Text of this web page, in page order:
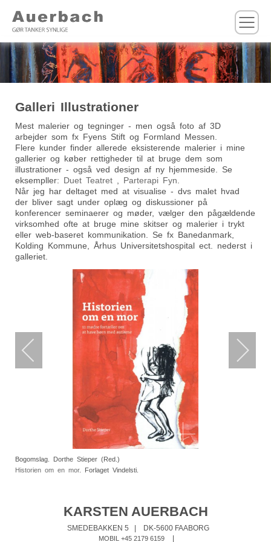
Galleri Illustrationer
Mest malerier og tegninger - men også foto af 3D
arbejder som fx Fyens Stift og Formland Messen.
Flere kunder finder allerede eksisterende malerier i mine
gallerier og køber rettigheder til at bruge dem som
illustrationer - også ved design af ny hjemmeside. Se
eksempller: Duet Teatret Parterapi Fyn
Når jeg har deltaget med at visualise - dvs malet hvad
der bliver sagt under oplæg og diskussioner på
konferencer seminaerer og møder, vælger den pågældende
virksomhed ofte at bruge mine skitser og malerier i trykt
eller web-baseret kommunikation. Se fx Banedanmark,
Kolding Kommune, Århus Universitetshospital ect. nederst i
galleriet.
Bogomslag. Dorthe Stieper (Red.)
Historien om en mor. Forlaget Vindelsti.
KARSTEN AUERBACH
SMEDEBAKKEN 5 | DK-5600 FAABORG
MOBIL +45 2179 6159 |